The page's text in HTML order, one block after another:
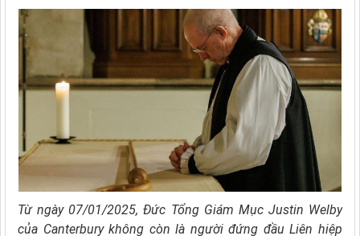
Từ ngày 07/01/2025, Đức Tổng Giám Mục Justin Welby
của Canterbury không còn là người đứng đầu Liên hiệp